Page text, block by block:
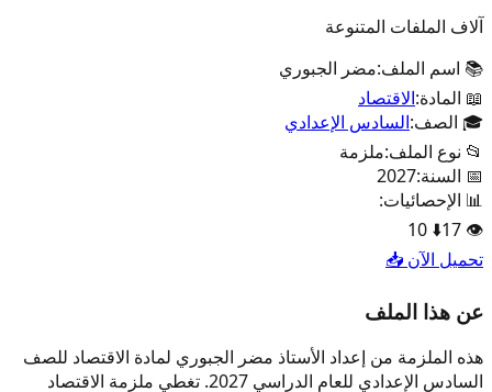
آلاف الملفات المتنوعة
📚 اسم الملف:مضر الجبوري
📖 المادة:الاقتصاد
🎓 الصف:السادس الإعدادي
📂 نوع الملف:ملزمة
📅 السنة:2027
📊 الإحصائيات:
👁️
17
⬇️
10
تحميل الآن 📥
عن هذا الملف
هذه الملزمة من إعداد الأستاذ مضر الجبوري لمادة الاقتصاد للصف
السادس الإعدادي للعام الدراسي 2027. تغطي ملزمة الاقتصاد